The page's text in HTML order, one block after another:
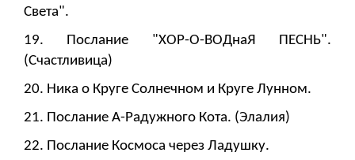
Света".
19. Послание "ХОР-О-ВОДнаЯ ПЕСНЬ".
(Счастливица)
20. Ника о Круге Солнечном и Круге Лунном.
21. Послание А-Радужного Кота. (Элалия)
22. Послание Космоса через Ладушку.